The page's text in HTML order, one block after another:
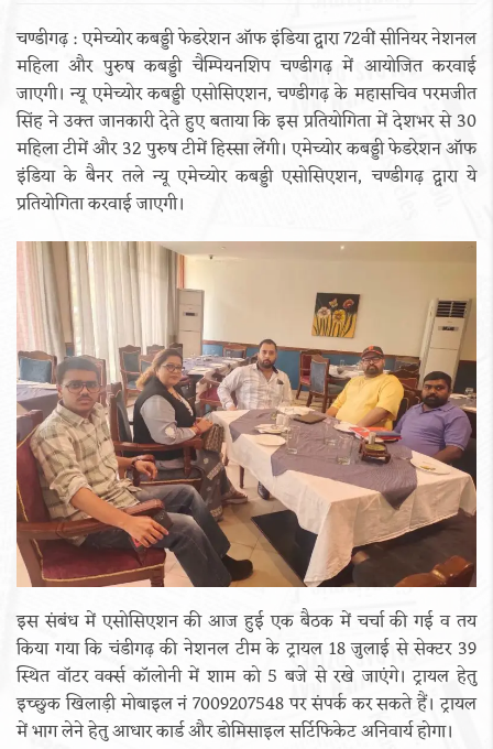
चण्डीगढ़ : एमेच्योर कबड्डी फेडरेशन ऑफ इंडिया द्वारा 72वीं सीनियर नेशनल
महिला और पुरुष कबड्डी चैम्पियनशिप चण्डीगढ़ में आयोजित करवाई
जाएगी। न्यू एमेच्योर कबड्डी एसोसिएशन, चण्डीगढ़ के महासचिव परमजीत
सिंह ने उक्त जानकारी देते हुए बताया कि इस प्रतियोगिता में देशभर से 30
महिला टीमें और 32 पुरुष टीमें हिस्सा लेंगी। एमेच्योर कबड्डी फेडरेशन ऑफ
इंडिया के बैनर तले न्यू एमेच्योर कबड्डी एसोसिएशन, चण्डीगढ़ द्वारा ये
प्रतियोगिता करवाई जाएगी।
इस संबंध में एसोसिएशन की आज हुई एक बैठक में चर्चा की गई व तय
किया गया कि चंडीगढ़ की नेशनल टीम के ट्रायल 18 जुलाई से सेक्टर 39
स्थित वॉटर वर्क्स कॉलोनी में शाम को 5 बजे से रखे जाएंगे। ट्रायल हेतु
इच्छुक खिलाड़ी मोबाइल नं 7009207548 पर संपर्क कर सकते हैं। ट्रायल
में भाग लेने हेतु आधार कार्ड और डोमिसाइल सर्टिफिकेट अनिवार्य होगा।